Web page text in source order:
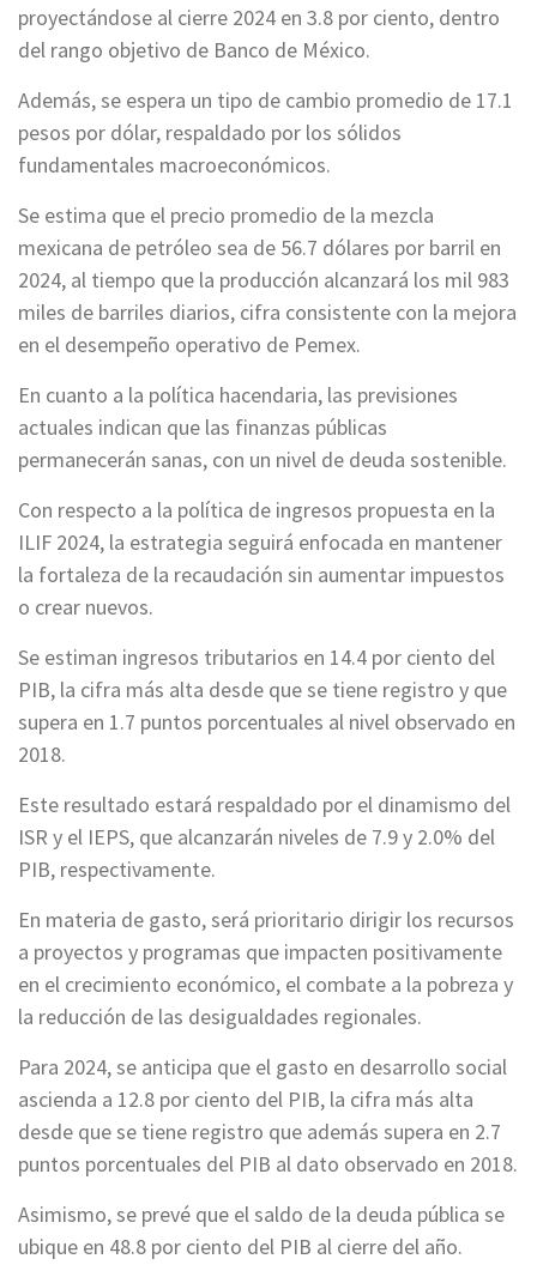
proyectándose al cierre 2024 en 3.8 por ciento, dentro
del rango objetivo de Banco de México.
Además, se espera un tipo de cambio promedio de 17.1
pesos por dólar, respaldado por los sólidos
fundamentales macroeconómicos.
Se estima que el precio promedio de la mezcla
mexicana de petróleo sea de 56.7 dólares por barril en
2024, al tiempo que la producción alcanzará los mil 983
miles de barriles diarios, cifra consistente con la mejora
en el desempeño operativo de Pemex.
En cuanto a la política hacendaria, las previsiones
actuales indican que las finanzas públicas
permanecerán sanas, con un nivel de deuda sostenible.
Con respecto a la política de ingresos propuesta en la
ILIF 2024, la estrategia seguirá enfocada en mantener
la fortaleza de la recaudación sin aumentar impuestos
o crear nuevos.
Se estiman ingresos tributarios en 14.4 por ciento del
PIB, la cifra más alta desde que se tiene registro y que
supera en 1.7 puntos porcentuales al nivel observado en
2018.
Este resultado estará respaldado por el dinamismo del
ISR y el IEPS, que alcanzarán niveles de 7.9 y 2.0% del
PIB, respectivamente.
En materia de gasto, será prioritario dirigir los recursos
a proyectos y programas que impacten positivamente
en el crecimiento económico, el combate a la pobreza y
la reducción de las desigualdades regionales.
Para 2024, se anticipa que el gasto en desarrollo social
ascienda a 12.8 por ciento del PIB, la cifra más alta
desde que se tiene registro que además supera en 2.7
puntos porcentuales del PIB al dato observado en 2018.
Asimismo, se prevé que el saldo de la deuda pública se
ubique en 48.8 por ciento del PIB al cierre del año.